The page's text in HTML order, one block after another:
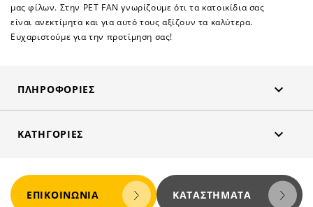
μας φίλων. Στην PET FAN γνωρίζουμε ότι τα κατοικίδια σας
είναι ανεκτίμητα και για αυτό τους αξίζουν τα καλύτερα.
Ευχαριστούμε για την προτίμηση σας!
ΠΛΗΡΟΦΟΡΊΕΣ 
ΚΑΤΗΓΟΡΊΕΣ 
ΕΠΙΚΟΙΝΩΝΊΑ ΚΑΤΑΣΤΉΜΑΤΑ